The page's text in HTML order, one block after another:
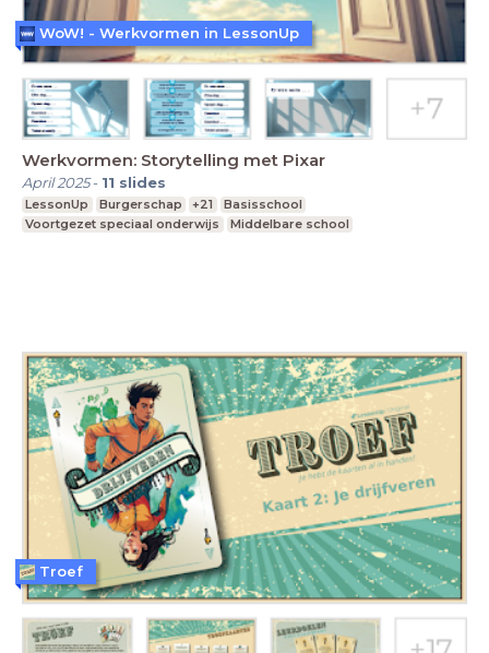
Werkvormen: Storytelling met Pixar
April 2025- 11 slides
LessonUp Burgerschap +21
Basisschool
Voortgezet speciaal onderwijs
Middelbare school
WoW! - Werkvormen in LessonUp
Troef